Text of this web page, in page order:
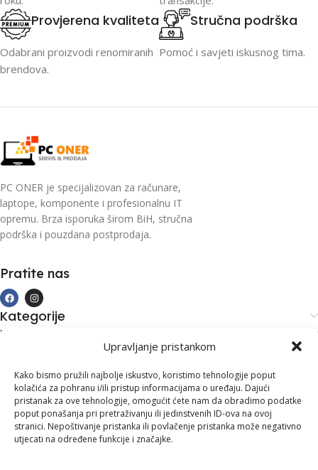
Upravljanje pristankom
Kako bismo pružili najbolje iskustvo, koristimo tehnologije poput
kolačića za pohranu i/ili pristup informacijama o uređaju. Dajući
pristanak za ove tehnologije, omogućit ćete nam da obradimo podatke
poput ponašanja pri pretraživanju ili jedinstvenih ID-ova na ovoj
stranici. Nepoštivanje pristanka ili povlačenje pristanka može negativno
utjecati na određene funkcije i značajke.
Provjerena kvaliteta
Odabrani proizvodi renomiranih
brendova.
Stručna podrška
Pomoć i savjeti iskusnog tima.
PC ONER je specijalizovan za računare,
laptope, komponente i profesionalnu IT
opremu. Brza isporuka širom BiH, stručna
podrška i pouzdana postprodaja.
Pratite nas
Kategorije
Kupovina i podrška
Kontakt informacije
Branilaca Bosne, 75 300 Lukavac
+387 35 555 999
info@pconer.ba